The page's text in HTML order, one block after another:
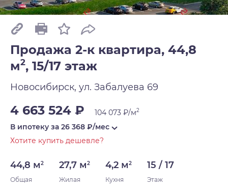
Продажа 2-к квартира, 44,8
м2, 15/17 этаж
Новосибирск, ул. Забалуева 69
4 663 524 ₽ 104 073 ₽/м2
В ипотеку за 26 368 ₽/мес
Хотите купить дешевле?
44,8 м2
Общая
27,7 м2
Жилая
4,2 м2
Кухня
15 / 17
Этаж